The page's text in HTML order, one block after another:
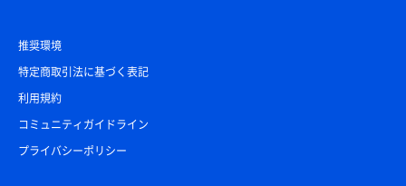
推奨環境
特定商取引法に基づく表記
利用規約
コミュニティガイドライン
プライバシーポリシー